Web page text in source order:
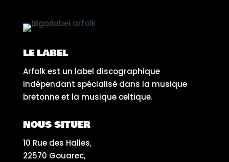
LE LABEL
Arfolk est un label discographique
indépendant spécialisé dans la musique
bretonne et la musique celtique.
NOUS SITUER
10 Rue des Halles,
22570 Gouarec,